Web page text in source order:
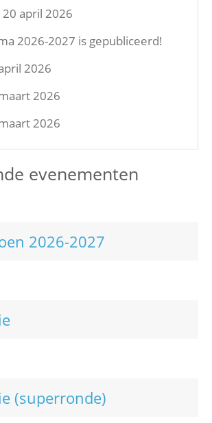
20 april 2026
2026-2027 is gepubliceerd!
2026
2026
2026
evenementen
2026-2027
(superronde)